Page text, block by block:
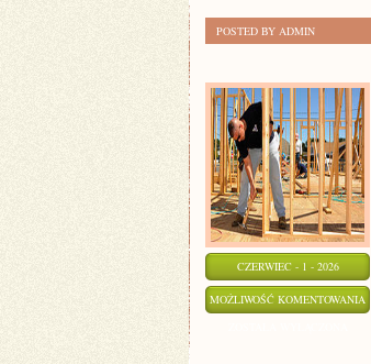
POSTED BY ADMIN
CZERWIEC - 1 - 2026
MOŻLIWOŚĆ KOMENTOWANIA